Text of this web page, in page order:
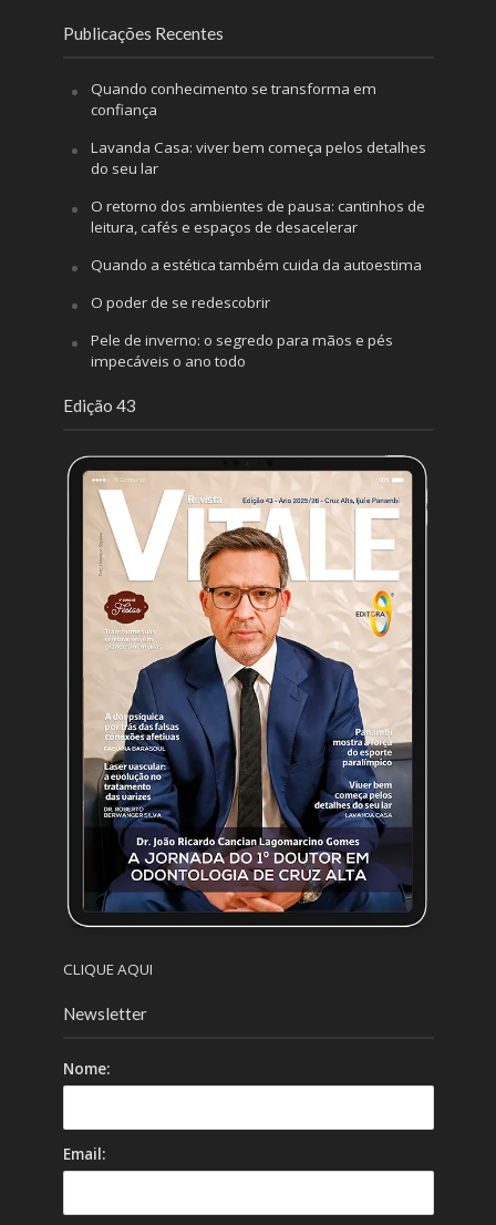
Publicações Recentes
Quando conhecimento se transforma em
confiança
Lavanda Casa: viver bem começa pelos detalhes
do seu lar
O retorno dos ambientes de pausa: cantinhos de
leitura, cafés e espaços de desacelerar
Quando a estética também cuida da autoestima
O poder de se redescobrir
Pele de inverno: o segredo para mãos e pés
impecáveis o ano todo
Edição 43
CLIQUE AQUI
Newsletter
Nome:
Email: